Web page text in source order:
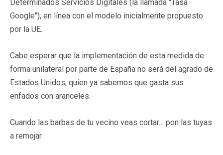
Determinados Servicios Digitales (la llamada "Tasa
Google"), en línea con el modelo inicialmente propuesto
por la UE.
Cabe esperar que la implementación de esta medida de
forma unilateral por parte de España no será del agrado de
Estados Unidos, quien ya sabemos que gasta sus
enfados con aranceles.
Cuando las barbas de tu vecino veas cortar… pon las tuyas
a remojar.